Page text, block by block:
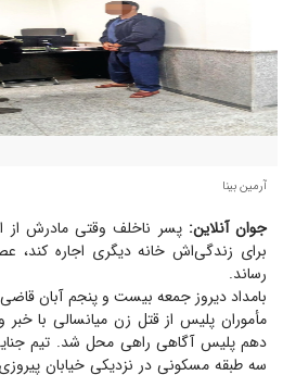
آرمین بینا
جوان آنلاین: پسر ناخلف وقتی مادرش از
برای زندگی‌اش خانه دیگری اجاره کند،
رساند.
بامداد دیروز جمعه بیست و پنجم آبان
مأموران پلیس از قتل زن میانسالی با خبر و
دهم پلیس آگاهی راهی محل شد. تیم